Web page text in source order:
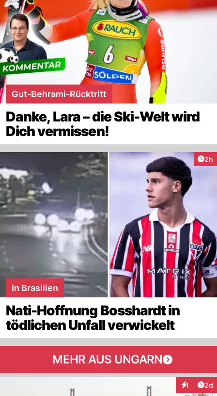
Gut-Behrami-Rücktritt
Danke, Lara – die Ski-Welt wird
Dich vermissen!
2h
In Brasilien
Nati-Hoffnung Bosshardt in
tödlichen Unfall verwickelt
MEHR AUS UNGARN
1 2d